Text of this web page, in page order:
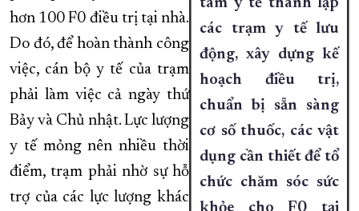
tâm y tế thành lập
các trạm y tế lưu
động, xây dựng kế
hoạch điều trị,
chuẩn bị sẵn sàng
cơ số thuốc, các vật
dụng cần thiết để tổ
chức chăm sóc sức
hơn 100 F0 điều trị tại nhà.
Do đó, để hoàn thành công
việc, cán bộ y tế của trạm
phải làm việc cả ngày thứ
Bảy và Chủ nhật. Lực lượng
y tế mỏng nên nhiều thời
điểm, trạm phải nhờ sự hỗ
trợ của các lực lượng khác